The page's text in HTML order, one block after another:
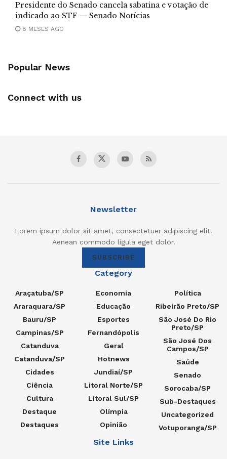
Presidente do Senado cancela sabatina e votação de
indicado ao STF — Senado Notícias
8 MESES AGO
Popular News
Connect with us
Newsletter
Lorem ipsum dolor sit amet, consectetuer adipiscing elit.
Aenean commodo ligula eget dolor.
SUBSCRIBE
Category
Araçatuba/SP
Araraquara/SP
Bauru/SP
Campinas/SP
Catanduva
Catanduva/SP
Cidades
Ciência
Cultura
Destaque
Destaques
Economia
Educação
Esportes
Fernandópolis
Geral
Hotnews
Jundiaí/SP
Litoral Norte/SP
Litoral Sul/SP
Olímpia
Opinião
Política
Ribeirão Preto/SP
São José Do Rio
Preto/SP
São José Dos
Campos/SP
Saúde
Senado
Sorocaba/SP
Sub-Destaques
Uncategorized
Votuporanga/SP
Site Links